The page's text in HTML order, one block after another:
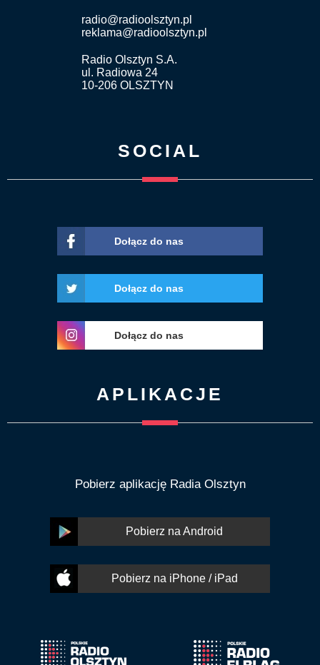
radio@radioolsztyn.pl
reklama@radioolsztyn.pl
Radio Olsztyn S.A.
ul. Radiowa 24
10-206 OLSZTYN
SOCIAL
Dołącz do nas
Dołącz do nas
Dołącz do nas
APLIKACJE
Pobierz aplikację Radia Olsztyn
Pobierz na Android
Pobierz na iPhone / iPad